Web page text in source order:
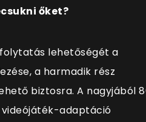
őket?
lehetőségét a
a harmadik rész
biztosra. A nagyjából
adaptáció